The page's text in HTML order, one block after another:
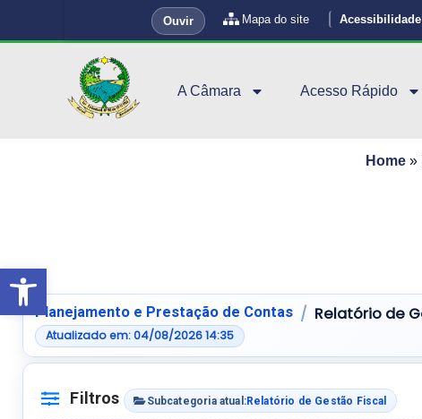
Abrir a barra de ferramentas
Ouvir Mapa do site Acessibilidade
A Câmara Acesso Rápido
Home »